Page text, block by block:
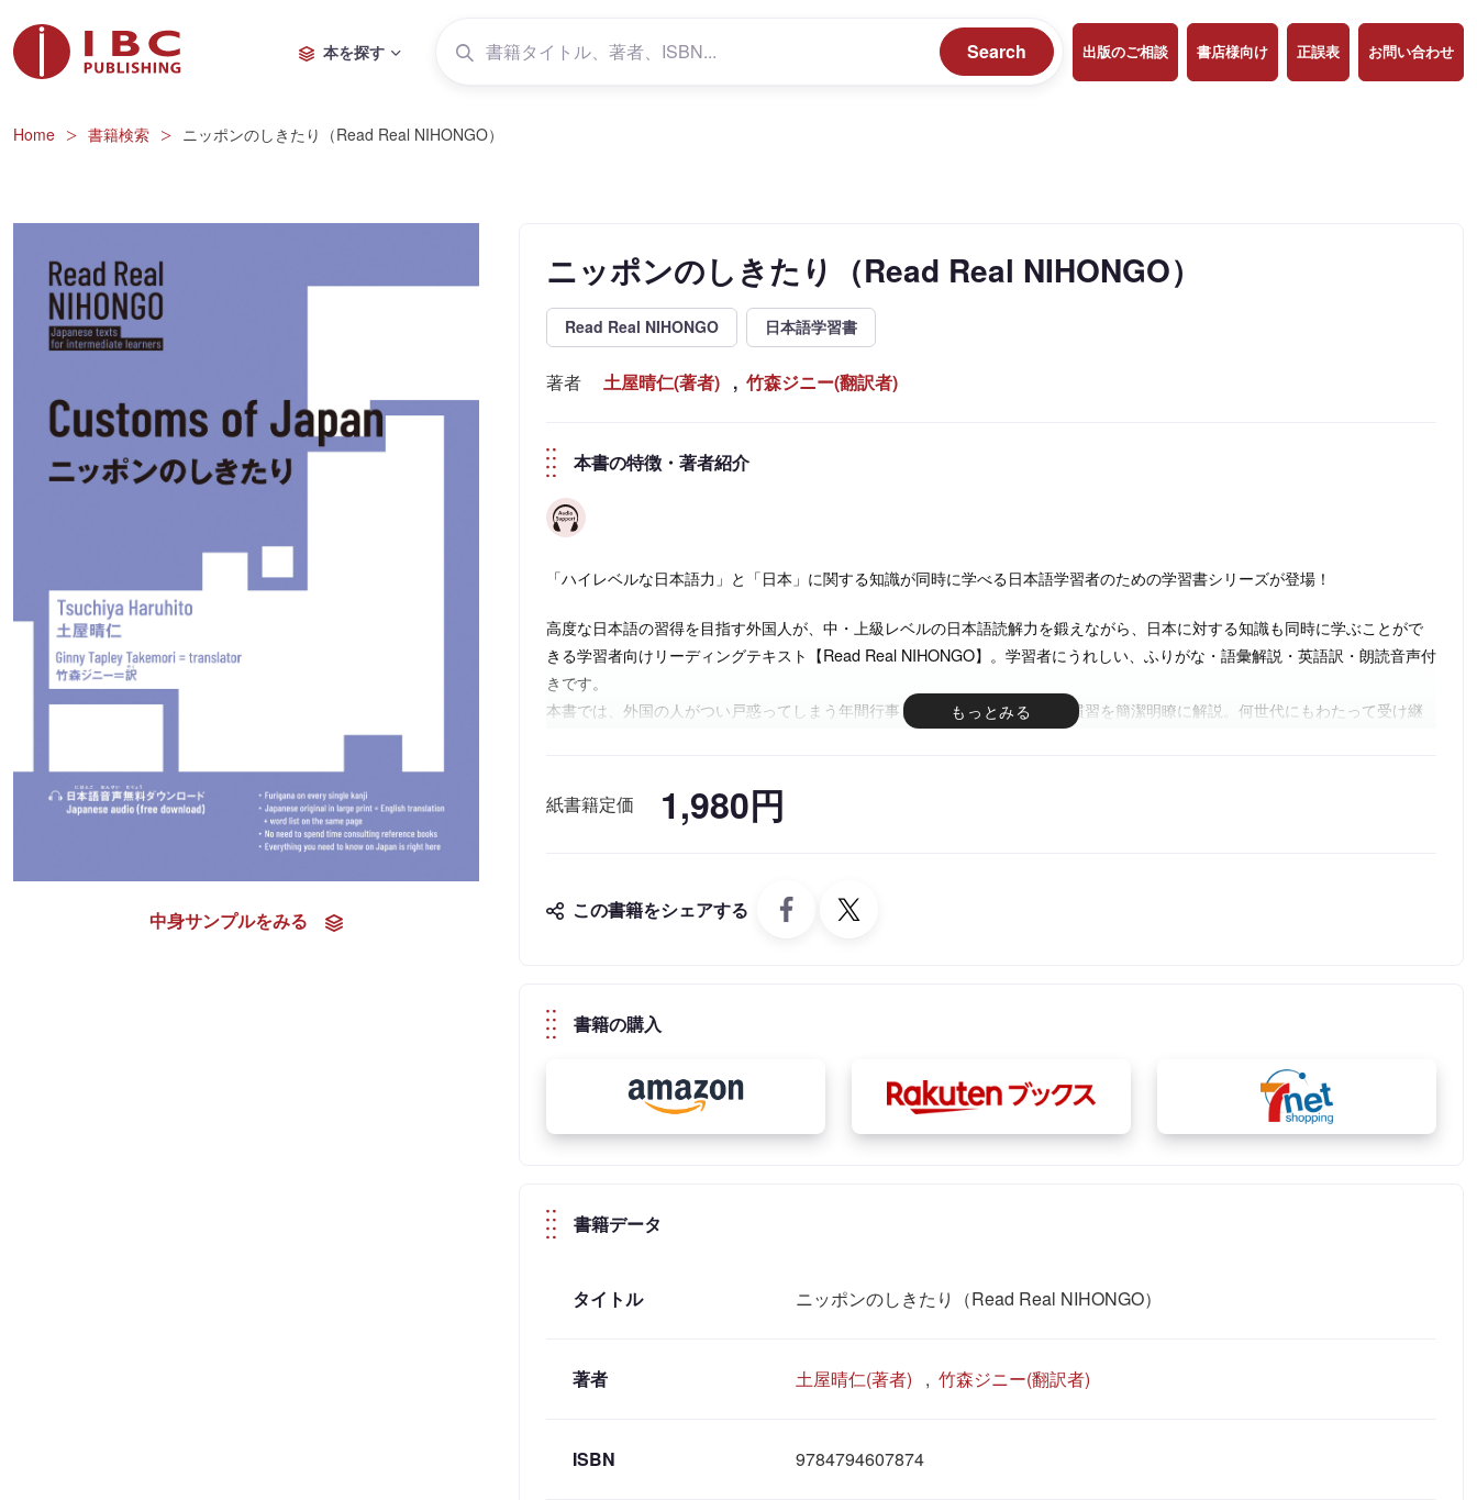
本を探す Search 出版のご相談 書店様向け 正誤表 お問い合わせ
Home 書籍検索 ニッポンのしきたり（Read Real NIHONGO）
中身サンプルをみる
ニッポンのしきたり（Read Real NIHONGO）
Read Real NIHONGO 日本語学習書
著者 土屋晴仁(著者) , 竹森ジニー(翻訳者)
本書の特徴・著者紹介
「ハイレベルな日本語力」と「日本」に関する知識が同時に学べる日本語学習者のための学習書シリーズが登場！
高度な日本語の習得を目指す外国人が、中・上級レベルの日本語読解力を鍛えながら、日本に対する知識も同時に学ぶことがで
きる学習者向けリーディングテキスト【Read Real NIHONGO】。学習者にうれしい、ふりがな・語彙解説・英語訳・朗読音声付
きです。
本書では、外国の人がつい戸惑ってしまう年間行事、冠婚葬祭などの儀式や慣習を簡潔明瞭に解説。何世代にもわたって受け継
紙書籍定価 1,980円
この書籍をシェアする
書籍の購入
書籍データ
タイトル ニッポンのしきたり（Read Real NIHONGO）
著者 土屋晴仁(著者) , 竹森ジニー(翻訳者)
ISBN 9784794607874